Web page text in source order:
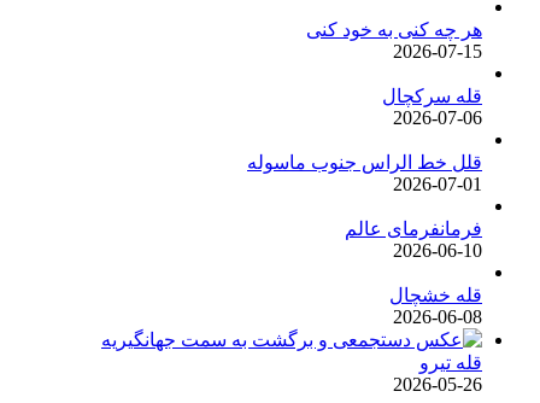
هر چه کنی به خود کنی
2026-07-15
قله سرکچال
2026-07-06
قلل خط الراس جنوب ماسوله
2026-07-01
فرمانفرمای عالم
2026-06-10
قله خشچال
2026-06-08
قله تیرو
2026-05-26